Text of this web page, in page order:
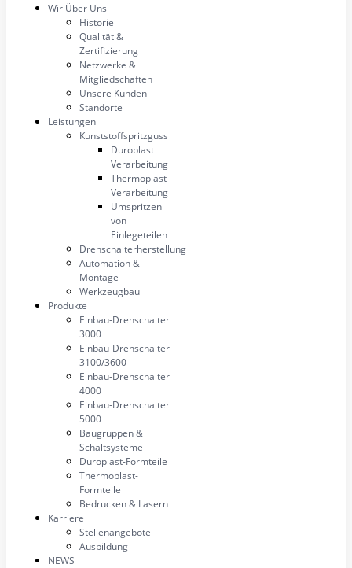
Wir Über Uns
Historie
Qualität &
Zertifizierung
Netzwerke &
Mitgliedschaften
Unsere Kunden
Standorte
Leistungen
Kunststoffspritzguss
Duroplast
Verarbeitung
Thermoplast
Verarbeitung
Umspritzen
von
Einlegeteilen
Drehschalterherstellung
Automation &
Montage
Werkzeugbau
Produkte
Einbau-Drehschalter
3000
Einbau-Drehschalter
3100/3600
Einbau-Drehschalter
4000
Einbau-Drehschalter
5000
Baugruppen &
Schaltsysteme
Duroplast-Formteile
Thermoplast-
Formteile
Bedrucken & Lasern
Karriere
Stellenangebote
Ausbildung
NEWS